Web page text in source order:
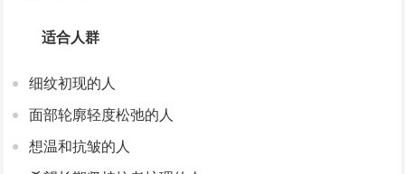
适合人群
细纹初现的人
面部轮廓轻度松弛的人
想温和抗皱的人